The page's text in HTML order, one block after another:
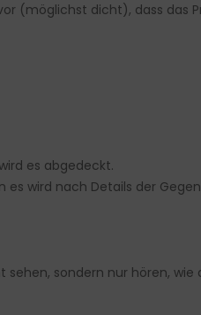
(möglichst dicht), dass das
es abgedeckt.
wird nach Details der
sondern nur hören, wie